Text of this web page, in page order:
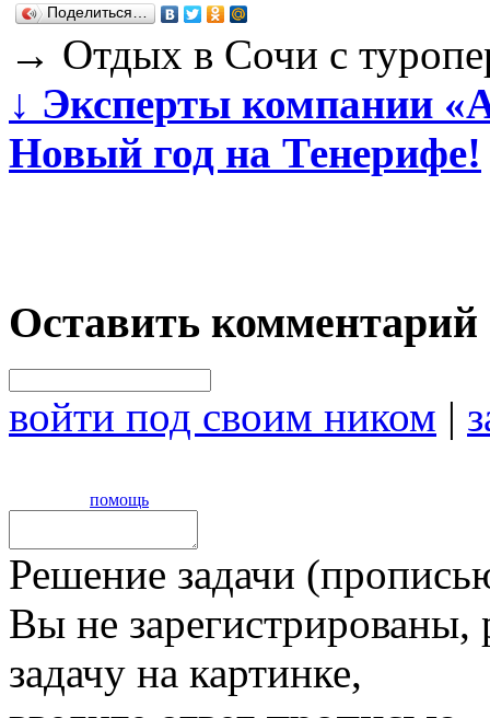
Поделиться…
→ Отдых в Сочи с
↓ Эксперты компании
Новый год на Тенерифе!
Оставить комментарий
войти под своим ником |
помощь
Решение задачи
Вы не
задачу на картинке,